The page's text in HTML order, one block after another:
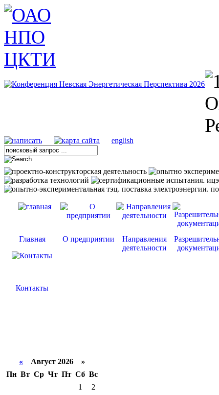
english
Главная О предприятии
Направления
деятельности
Контакты
« Август 2026 »
Пн Вт Ср Чт Пт Сб Вс
1
2